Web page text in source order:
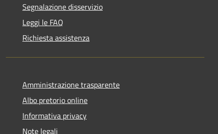
Segnalazione disservizio
Leggi le FAQ
Richiesta assistenza
Amministrazione trasparente
Albo pretorio online
Informativa privacy
Note legali